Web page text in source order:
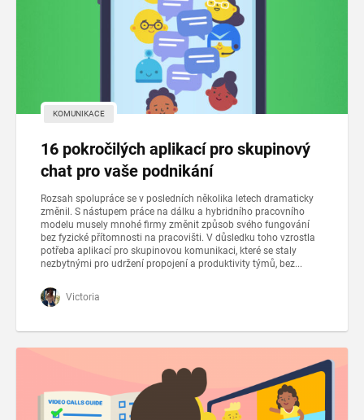
KOMUNIKACE
16 pokročilých aplikací pro skupinový
chat pro vaše podnikání
Rozsah spolupráce se v posledních několika letech dramaticky
změnil. S nástupem práce na dálku a hybridního pracovního
modelu musely mnohé firmy změnit způsob svého fungování
bez fyzické přítomnosti na pracovišti. V důsledku toho vzrostla
potřeba aplikací pro skupinovou komunikaci, které se staly
nezbytnými pro udržení propojení a produktivity týmů, bez...
Victoria